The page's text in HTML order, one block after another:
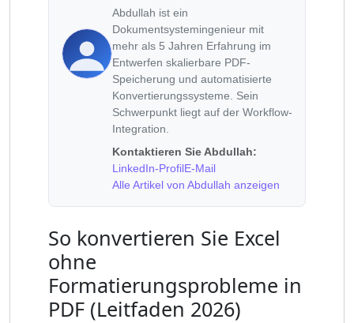
Abdullah ist ein
Dokumentsystemingenieur mit
mehr als 5 Jahren Erfahrung im
Entwerfen skalierbare PDF-
Speicherung und automatisierte
Konvertierungssysteme. Sein
Schwerpunkt liegt auf der Workflow-
Integration.
Kontaktieren Sie Abdullah:
LinkedIn-ProfilE-Mail
Alle Artikel von Abdullah anzeigen
So konvertieren Sie Excel
ohne
Formatierungsprobleme in
PDF (Leitfaden 2026)